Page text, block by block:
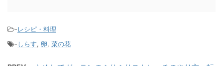
-レシピ・料理
-しらす, 卵, 菜の花